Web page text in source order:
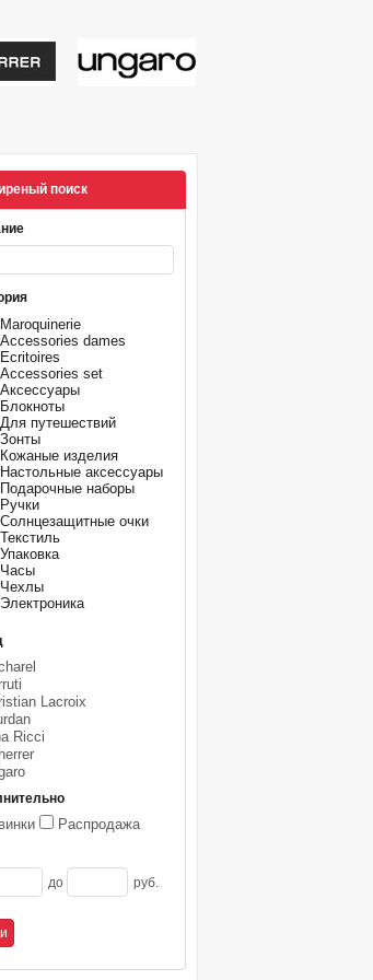
подарки от
поиск
Maroquinerie
Accessories dames
Ecritoires
Accessories set
Аксессуары
Блокноты
Для путешествий
Зонты
Кожаные изделия
Настольные аксессуары
Подарочные наборы
Ручки
Солнцезащитные очки
Текстиль
Упаковка
Часы
Чехлы
Электроника
Lacroix
Ricci
Распродажа
до руб.